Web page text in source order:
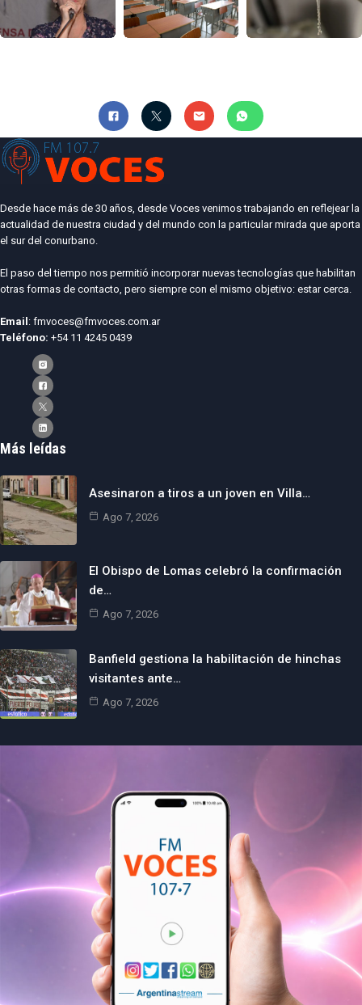
Desde hace más de 30 años, desde Voces venimos trabajando en reflejear la
actualidad de nuestra ciudad y del mundo con la particular mirada que aporta
el sur del conurbano.
El paso del tiempo nos permitió incorporar nuevas tecnologías que habilitan
otras formas de contacto, pero siempre con el mismo objetivo: estar cerca.
Email : fmvoces@fmvoces.com.ar
Teléfono: +54 11 4245 0439
Más leídas
Asesinaron a tiros a un joven en Villa…
Ago 7, 2026
El Obispo de Lomas celebró la confirmación
de…
Ago 7, 2026
Banfield gestiona la habilitación de hinchas
visitantes ante…
Ago 7, 2026